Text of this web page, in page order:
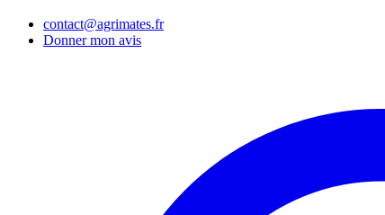
contact@agrimates.fr
Donner mon avis